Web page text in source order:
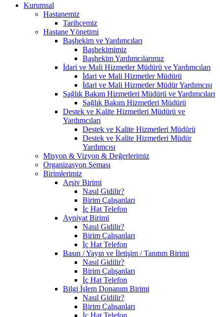
Kurumsal
Hastanemiz
Tarihçemiz
Hastane Yönetimi
Başhekim ve Yardımcıları
Başhekimimiz
Başhekim Yardımcılarımız
İdari ve Mali Hizmetler Müdürü ve Yardımcıları
İdari ve Mali Hizmetler Müdürü
İdari ve Mali Hizmetler Müdür Yardımcısı
Sağlık Bakım Hizmetleri Müdürü ve Yardımcıları
Sağlık Bakım Hizmetleri Müdürü
Destek ve Kalite Hizmetleri Müdürü ve
Yardımcıları
Destek ve Kalite Hizmetleri Müdürü
Destek ve Kalite Hizmetleri Müdür
Yardımcısı
Misyon & Vizyon & Değerlerimiz
Organizasyon Şeması
Birimlerimiz
Arşiv Birimi
Nasıl Gidilir?
Birim Çalışanları
İç Hat Telefon
Ayniyat Birimi
Nasıl Gidilir?
Birim Çalışanları
İç Hat Telefon
Basın / Yayın ve İletişim / Tanıtım Birimi
Nasıl Gidilir?
Birim Çalışanları
İç Hat Telefon
Bilgi İşlem Donanım Birimi
Nasıl Gidilir?
Birim Çalışanları
İç Hat Telefon